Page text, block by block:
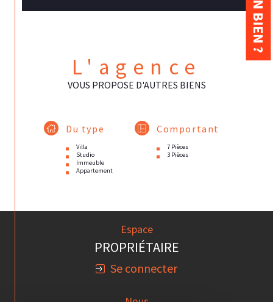
L'agence
VOUS PROPOSE D'AUTRES BIENS
Du type
Villa
Studio
Immeuble
Appartement
Comportant
7 Pièces
3 Pièces
Espace
PROPRIÉTAIRE
Se connecter